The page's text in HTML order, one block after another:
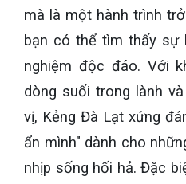
mà là một hành trình
bạn có thể tìm thấy sự
nghiệm độc đáo. Với
dòng suối trong lành
vị, Kẻng Đà Lạt xứng
ẩn mình" dành cho
nhịp sống hối hả. Đặc